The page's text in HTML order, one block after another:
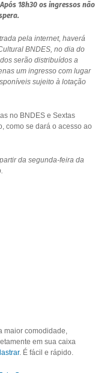
Após 18h30 os ingressos não
pela internet, haverá
BNDES, no dia do
serão distribuídos a
um ingresso com lugar
sujeito à lotação
no BNDES e Sextas
como se dará o acesso ao
da segunda-feira da
maior comodidade,
em sua caixa
. É fácil e rápido.